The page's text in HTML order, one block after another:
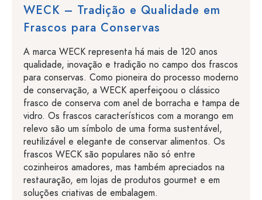
WECK – Tradição e Qualidade em
Frascos para Conservas
A marca WECK representa há mais de 120 anos
qualidade, inovação e tradição no campo dos frascos
para conservas. Como pioneira do processo moderno
de conservação, a WECK aperfeiçoou o clássico
frasco de conserva com anel de borracha e tampa de
vidro. Os frascos característicos com a morango em
relevo são um símbolo de uma forma sustentável,
reutilizável e elegante de conservar alimentos. Os
frascos WECK são populares não só entre
cozinheiros amadores, mas também apreciados na
restauração, em lojas de produtos gourmet e em
soluções criativas de embalagem.